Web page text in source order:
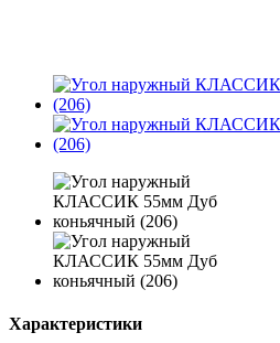
Характеристики